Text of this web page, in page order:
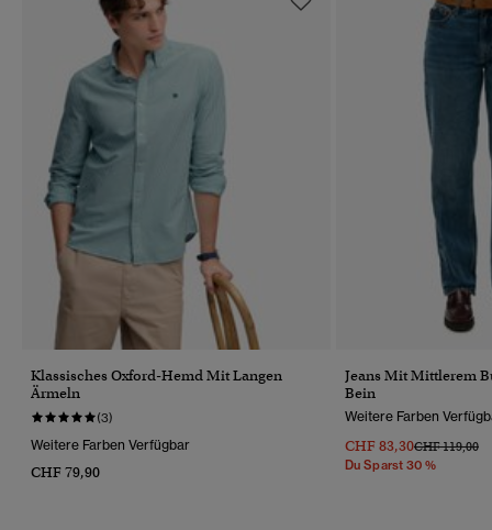
Klassisches Oxford-Hemd Mit Langen
Ärmeln
(3)
Weitere Farben Verfügbar
CHF 79,90
Jeans Mit Mittlerem
Bein
Weitere Farben
CHF 83,30Preis Wurde
CHF 119,00
Du Sparst 30 %